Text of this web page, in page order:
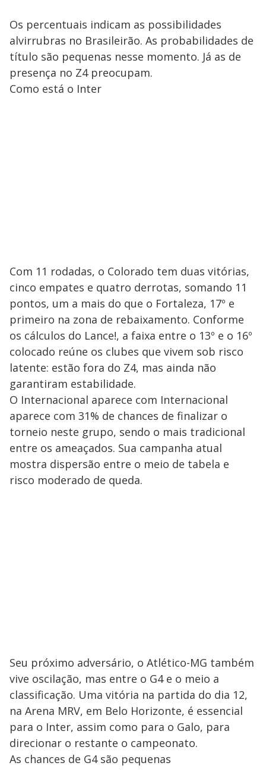
Os percentuais indicam as possibilidades
alvirrubras no Brasileirão. As probabilidades de
título são pequenas nesse momento. Já as de
presença no Z4 preocupam.
Como está o Inter
Com 11 rodadas, o Colorado tem duas vitórias,
cinco empates e quatro derrotas, somando 11
pontos, um a mais do que o Fortaleza, 17º e
primeiro na zona de rebaixamento. Conforme
os cálculos do Lance!, a faixa entre o 13º e o 16º
colocado reúne os clubes que vivem sob risco
latente: estão fora do Z4, mas ainda não
garantiram estabilidade.
O Internacional aparece com Internacional
aparece com 31% de chances de finalizar o
torneio neste grupo, sendo o mais tradicional
entre os ameaçados. Sua campanha atual
mostra dispersão entre o meio de tabela e
risco moderado de queda.
Seu próximo adversário, o Atlético-MG também
vive oscilação, mas entre o G4 e o meio a
classificação. Uma vitória na partida do dia 12,
na Arena MRV, em Belo Horizonte, é essencial
para o Inter, assim como para o Galo, para
direcionar o restante o campeonato.
As chances de G4 são pequenas